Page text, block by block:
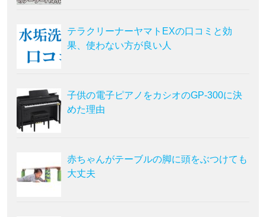
テラクリーナーヤマトEXの口コミと効
果、使わない方が良い人
子供の電子ピアノをカシオのGP-300に決
めた理由
赤ちゃんがテーブルの脚に頭をぶつけても
大丈夫